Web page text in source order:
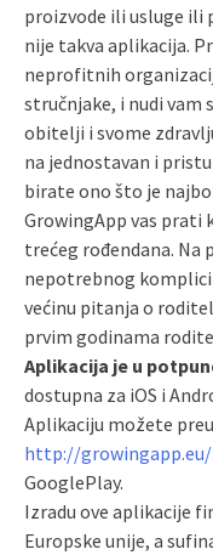
proizvode ili usluge ili
nije takva aplikacija.
neprofitnih
stručnjake, i nudi vam
obitelji i svome
na jednostavan i
birate ono što je
GrowingApp vas prati
trećeg rođendana.
nepotrebnog
većinu pitanja o
prvim godinama
Aplikacija je u
dostupna za iOS i
Aplikaciju možete
http://
GooglePlay.
Izradu ove aplikacije
Europske unije, a